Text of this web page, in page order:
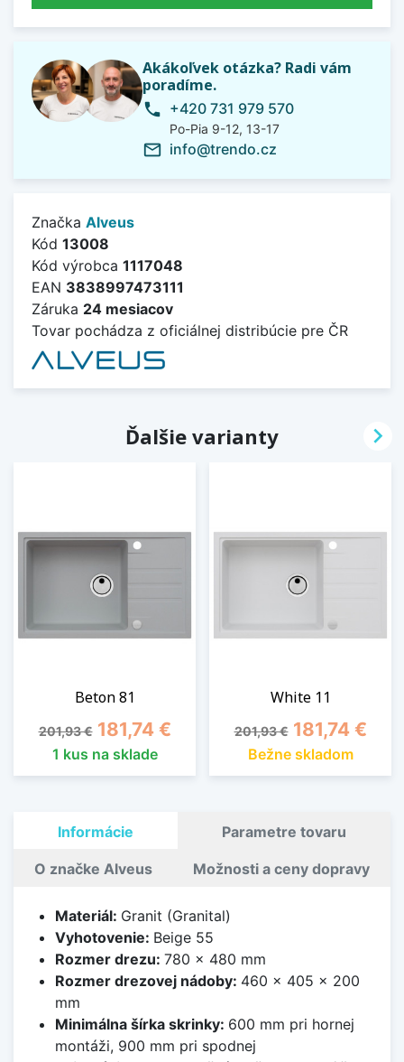
Akákoľvek otázka? Radi vám
poradíme.
phone +420 731 979 570
Po-Pia 9-12, 13-17
mail_outline info@trendo.cz
Značka Alveus
Kód 13008
Kód výrobca 1117048
EAN 3838997473111
Záruka 24 mesiacov
Tovar pochádza z oficiálnej distribúcie pre ČR
Ďalšie varianty
Beton 81
Základná cena
201,93 € Cena
181,74 €
1 kus na sklade
White 11
Základná cena
201,93 € Cena
181,74 €
Bežne skladom

Informácie Parametre tovaru
O značke Alveus Možnosti a ceny dopravy
Materiál: Granit (Granital)
Vyhotovenie: Beige 55
Rozmer drezu: 780 x 480 mm
Rozmer drezovej nádoby: 460 x 405 x 200
mm
Minimálna šírka skrinky: 600 mm pri hornej
montáži, 900 mm pri spodnej